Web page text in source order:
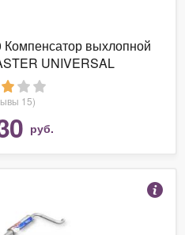
выхлопной
UNIVERSAL
15)
руб.